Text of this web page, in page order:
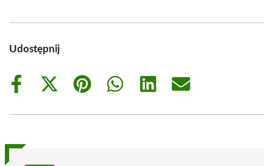
Udostępnij
Share
Share
(Twitter)
Share
Share
Share
Share